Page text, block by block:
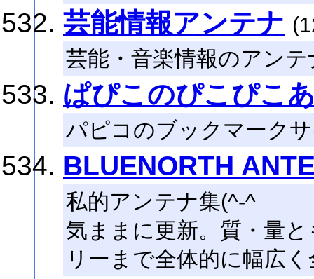
芸能情報アンテナ
芸能・音楽情報のアン
ぱぴこのぴこぴこ
パピコのブックマーク
BLUENORTH
私的アンテナ集(^-^
気ままに更新。質・量
リーまで全体的に幅広